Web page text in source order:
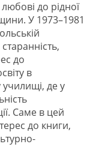
до рідної
У 1973–1981
до
в
училищі, де у
Саме в цей
до книги,